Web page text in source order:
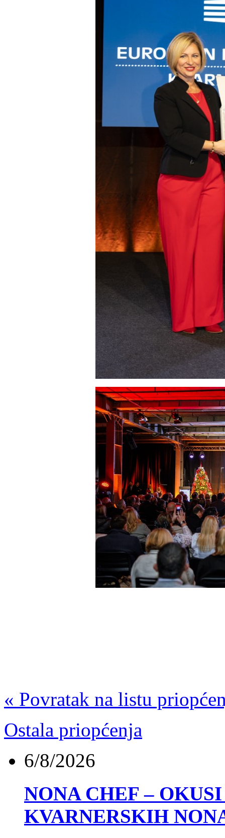
« Povratak na listu
Ostala priopćenja
6/8/2026
NONA CHEF –
KVARNERSKIH